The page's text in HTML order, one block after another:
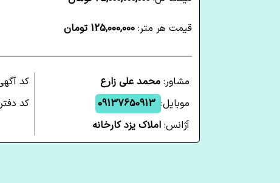
قیمت هر متر: 125,000,000 تومان
مشاور: محمد علی زارع
موبایل: 09137650913
آژانس: املاک یزد کارخانه
کد
کد